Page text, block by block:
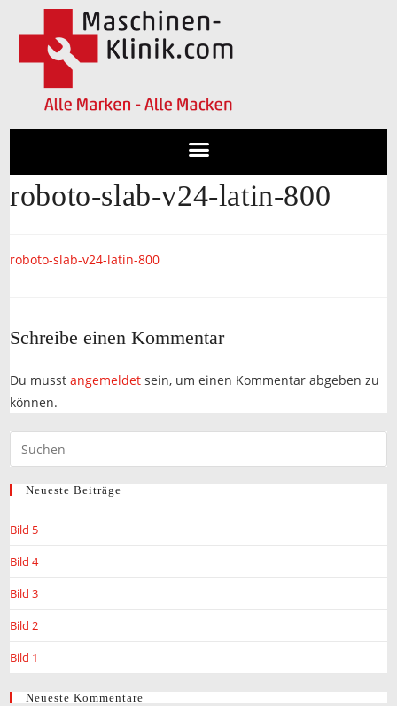
roboto-slab-v24-latin-800
roboto-slab-v24-latin-800
Schreibe einen Kommentar
Du musstangemeldet sein, um einen Kommentar abgeben zu
können.
Neueste Beiträge
Bild 5
Bild 4
Bild 3
Bild 2
Bild 1
Neueste Kommentare